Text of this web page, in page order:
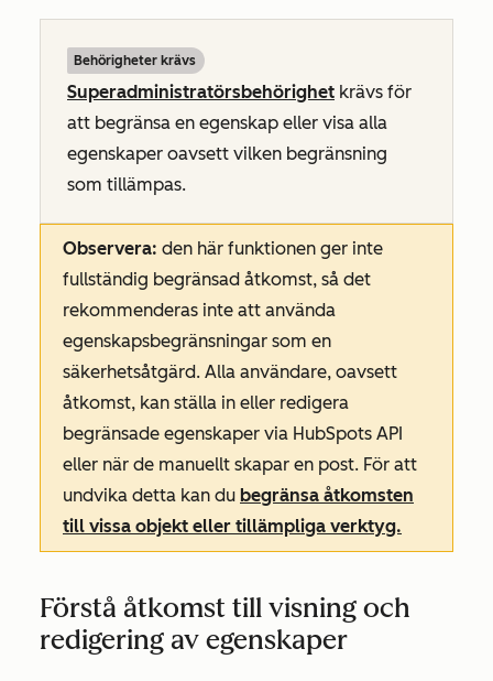
Behörigheter krävs
Superadministratörsbehörighet krävs för
att begränsa en egenskap eller visa alla
egenskaper oavsett vilken begränsning
som tillämpas.
Observera: den här funktionen ger inte
fullständig begränsad åtkomst, så det
rekommenderas inte att använda
egenskapsbegränsningar som en
säkerhetsåtgärd. Alla användare, oavsett
åtkomst, kan ställa in eller redigera
begränsade egenskaper via HubSpots API
eller när de manuellt skapar en post. För att
undvika detta kan du begränsa åtkomsten
till vissa objekt eller tillämpliga verktyg.
Förstå åtkomst till visning och
redigering av egenskaper